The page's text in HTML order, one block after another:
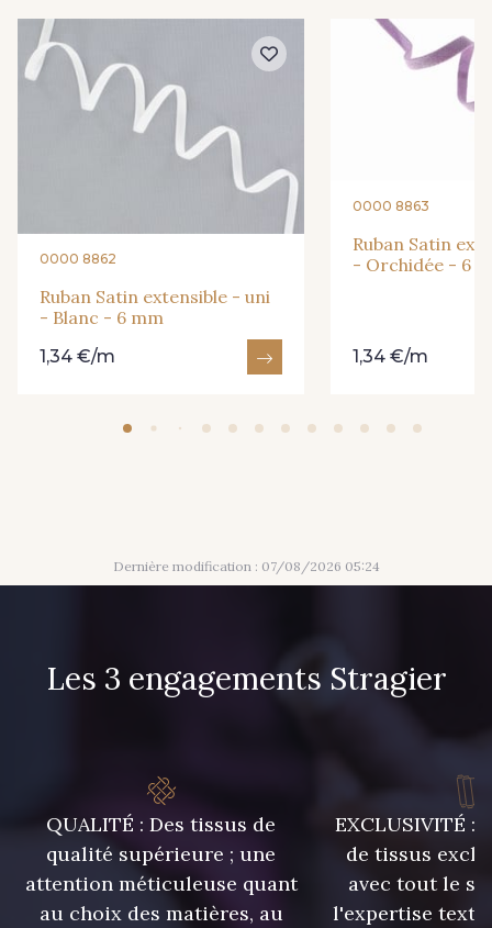
292 - Citron Vert 251 - Gold
317 - Pervenche
326 - Rose Poudré
233 - Noir
427 - Beige Taupe
0000 8862
Ruban Satin extensible - uni
- Blanc - 6 mm
1,34 €/m
0000 8863
Ruban Satin
- Orchidée - 6
1,34 €/m
Dernière modification : 07/08/2026 05:24
Les 3 engagements Stragier
QUALITÉ : Des tissus de
qualité supérieure ; une
attention méticuleuse quant
au choix des matières, au
EXCLUSIVITÉ :
de tissus
avec tout le
l'expertise